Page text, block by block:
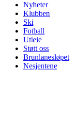
Nyheter
Klubben
Ski
Fotball
Utleie
Støtt oss
Brunlanesløpet
Nesjentene